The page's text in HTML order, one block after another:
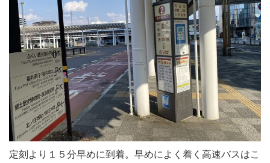
定刻より１５分早めに到着。早めによく着く高速バスはこ